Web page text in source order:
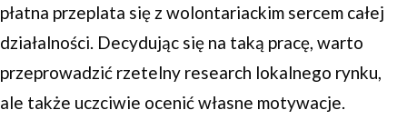
płatna przeplata się z wolontariackim sercem całej
działalności. Decydując się na taką pracę, warto
przeprowadzić rzetelny research lokalnego rynku,
ale także uczciwie ocenić własne motywacje.